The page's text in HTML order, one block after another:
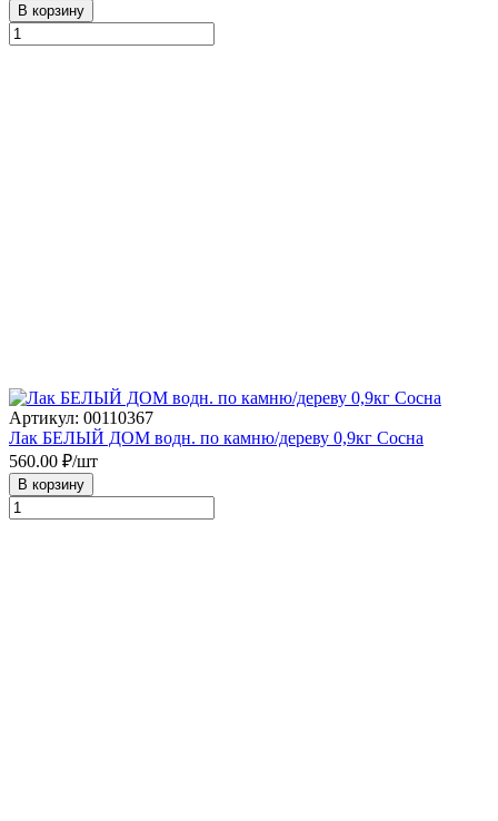
В корзину
Артикул: 00110367
Лак БЕЛЫЙ ДОМ водн. по камню/дереву 0,9кг Сосна
560.00 ₽/шт
В корзину